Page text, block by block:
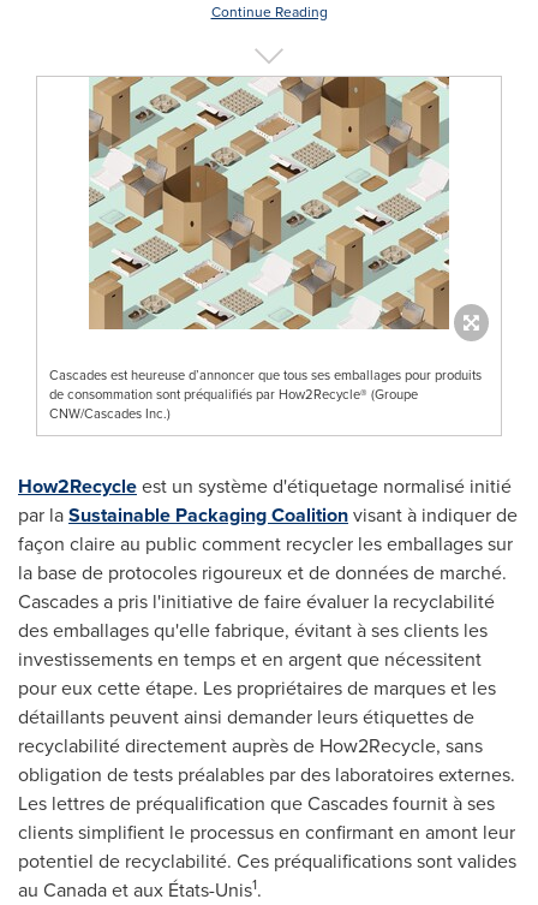
Continue Reading
Cascades est heureuse d’annoncer que tous ses emballages pour produits
de consommation sont préqualifiés par How2Recycle® (Groupe
CNW/Cascades Inc.)
How2Recycleest un système d'étiquetage normalisé initié
par laSustainable Packaging Coalitionvisant à indiquer de
façon claire au public comment recycler les emballages sur
la base de protocoles rigoureux et de données de marché.
Cascades a pris l'initiative de faire évaluer la recyclabilité
des emballages qu'elle fabrique, évitant à ses clients les
investissements en temps et en argent que nécessitent
pour eux cette étape. Les propriétaires de marques et les
détaillants peuvent ainsi demander leurs étiquettes de
recyclabilité directement auprès de How2Recycle, sans
obligation de tests préalables par des laboratoires externes.
Les lettres de préqualification que Cascades fournit à ses
clients simplifient le processus en confirmant en amont leur
potentiel de recyclabilité. Ces préqualifications sont valides
au Canadaet aux États-Unis1.